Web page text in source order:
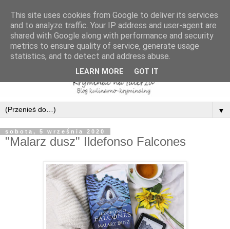
▼
sobota, 5 września 2020
"Malarz dusz" Ildefonso Falcones
This site uses cookies from Google to deliver its services
and to analyze traffic. Your IP address and user-agent are
shared with Google along with performance and security
metrics to ensure quality of service, generate usage
statistics, and to detect and address abuse.
LEARN MORE GOT IT